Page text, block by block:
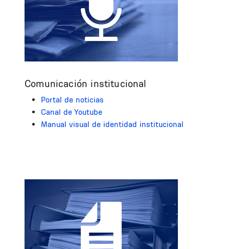
Comunicación institucional
Portal de noticias
Canal de Youtube
Manual visual de identidad institucional